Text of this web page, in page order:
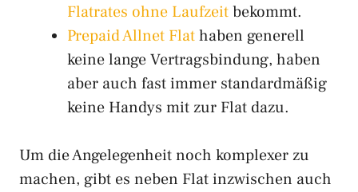
Flatrates ohne Laufzeitbekommt.
Prepaid Allnet Flathaben generell
keine lange Vertragsbindung, haben
aber auch fast immer standardmäßig
keine Handys mit zur Flat dazu.
Um die Angelegenheit noch komplexer zu
machen, gibt es neben Flat inzwischen auch